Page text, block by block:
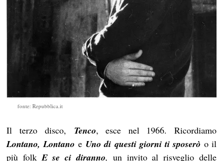
fonte: Repubblica.it
Il terzo disco, Tenco, esce nel 1966. Ricordiamo
Lontano, Lontano e Uno di questi giorni ti sposerò o il
più folkE se ci diranno, un invito al risveglio delle